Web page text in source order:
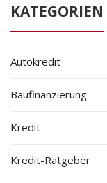
KATEGORIEN
Autokredit
Baufinanzierung
Kredit
Kredit-Ratgeber